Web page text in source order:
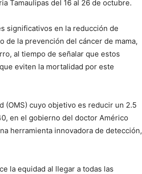
Tamaulipas del 16 al 26 de octubre.
significativos en la reducción de
la prevención del cáncer de mama,
al tiempo de señalar que estos
eviten la mortalidad por este
(OMS) cuyo objetivo es reducir un 2.5
en el gobierno del doctor Américo
herramienta innovadora de detección,
la equidad al llegar a todas las